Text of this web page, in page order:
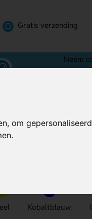
om
Gratis verzending
Neem
€ 0,57 per stuk (excl.
Kobaltblauw